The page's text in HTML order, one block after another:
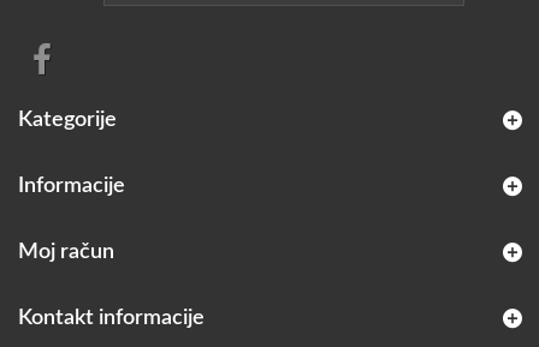
Kategorije
Informacije
Moj račun
Kontakt informacije